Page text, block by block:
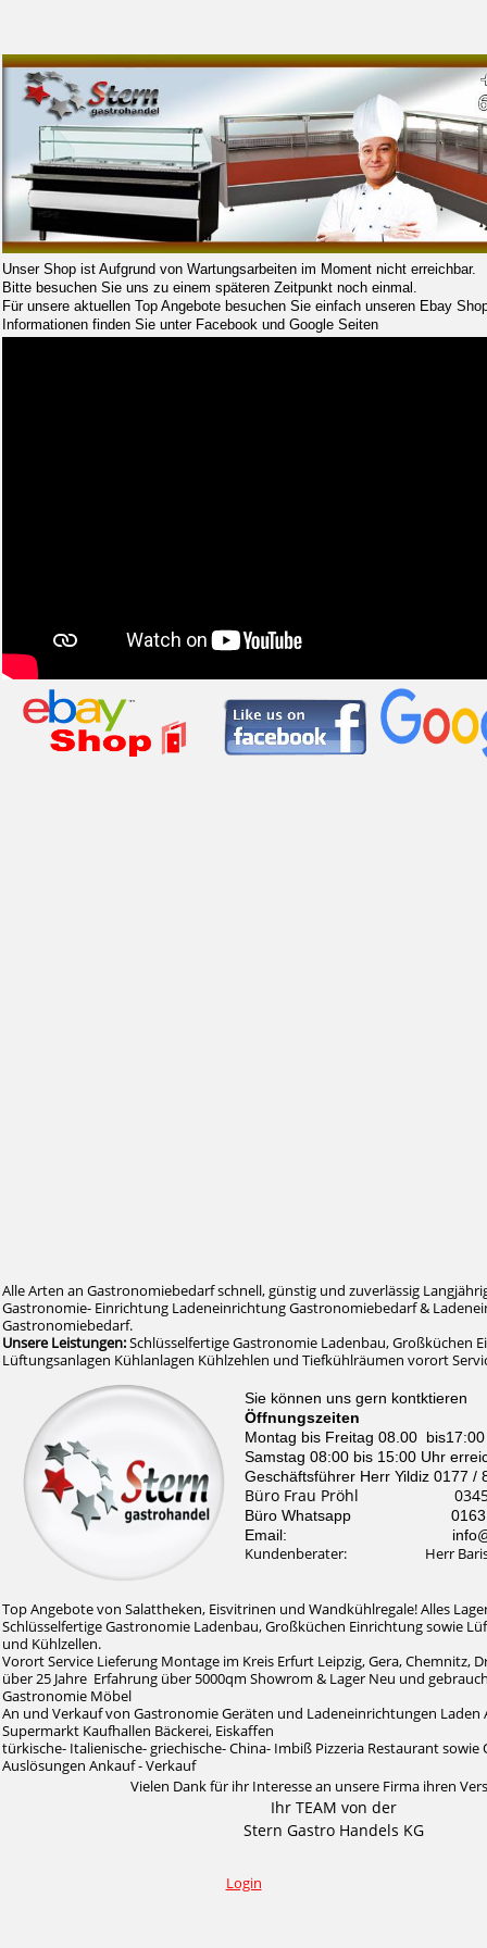
Unser Shop ist Aufgrund von Wartungsarbeiten im Moment nicht erreichbar.
Bitte besuchen Sie uns zu einem späteren Zeitpunkt noch einmal.
Für unsere aktuellen Top Angebote besuchen Sie einfach unseren Ebay
Informationen finden Sie unter Facebook und Google Seiten
Alle Arten an Gastronomiebedarf schnell, günstig und zuverlässig
Gastronomie- Einrichtung Ladeneinrichtung Gastronomiebedarf &
Gastronomiebedarf.
Unsere Leistungen:Schlüsselfertige Gastronomie Ladenbau, Großküchen
Lüftungsanlagen Kühlanlagen Kühlzehlen und Tiefkühlräumen vorort
Sie können uns gern kontktieren
Öffnungszeiten
Montag bis Freitag 08.00
Samstag 08:00 bis 15:00 Uhr
Geschäftsführer Herr Yildiz 0177 /
Büro Frau Pröhl 0345 /
Büro Whatsapp 0163 /
Email: info@stern-
Kundenberater: Herr Baris
Top Angebote von Salattheken, Eisvitrinen und Wandkühlregale! Alles
Schlüsselfertige Gastronomie Ladenbau, Großküchen Einrichtung sowie
und Kühlzellen.
Vorort Service Lieferung Montage im Kreis Erfurt Leipzig, Gera, Chemnitz,
über 25 Jahre Erfahrung über 5000qm Showrom & Lager Neu und
Gastronomie Möbel
An und Verkauf von Gastronomie Geräten und Ladeneinrichtungen
Supermarkt Kaufhallen Bäckerei, Eiskaffen
türkische- Italienische- griechische- China- Imbiß Pizzeria Restaurant sowie
Auslösungen Ankauf - Verkauf
Vielen Dank für ihr Interesse an unsere Firma ihren
Ihr TEAM von der
Stern Gastro Handels KG
Login